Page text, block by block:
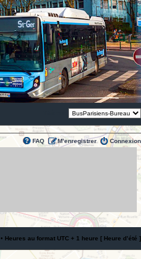
FAQ M’enregistrer Connexion
• Heures au format UTC + 1 heure [ Heure d’été ]